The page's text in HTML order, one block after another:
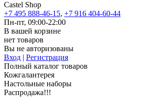
Castel Shop
+7 495 888-46-15, +7 916 404-60-44
Пн-пт, 09:00-22:00
В вашей корзине
нет товаров
Вы не авторизованы
Вход | Регистрация
Полный каталог товаров
Кожгалантерея
Настольные наборы
Распродажа!!!